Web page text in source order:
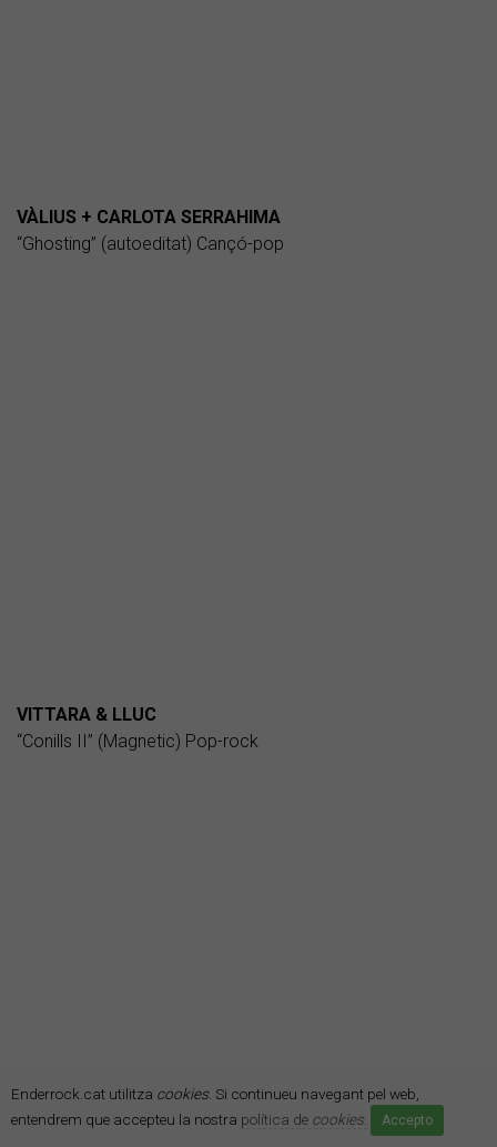
Enderrock.cat utilitza cookies. Si continueu navegant pel web,
entendrem que accepteu la nostra política de cookies. Accepto
VÀLIUS + CARLOTA SERRAHIMA
“Ghosting” (autoeditat) Cançó-pop
VITTARA & LLUC
“Conills II” (Magnetic) Pop-rock